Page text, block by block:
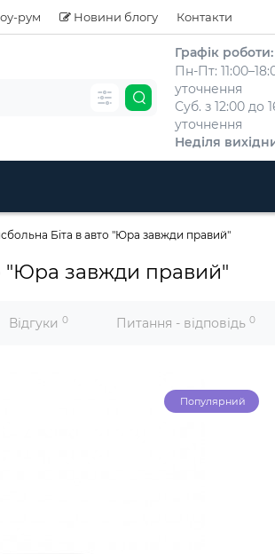
рум Новини блогу Контакти
Графік роботи:
Пн-Пт:
уточнення
Суб. з 12:00 до
уточнення
Неділя
Біта в авто "Юра завжди правий"
"Юра завжди правий"
Відгуки 0 Питання - відповідь 0
Популярний